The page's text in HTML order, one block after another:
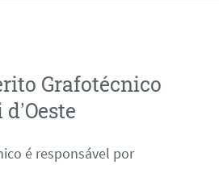
Grafotécnico
é responsável por